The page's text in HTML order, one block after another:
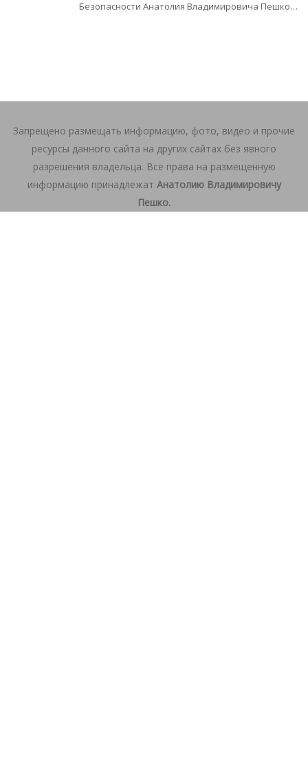
Безопасности Анатолия Владимировича Пешко…
Запрещено размещать информацию, фото, видео и прочие
ресурсы данного сайта на других сайтах без явного
разрешения владельца. Все права на размещенную
информацию принадлежат Анатолию Владимировичу
Пешко.